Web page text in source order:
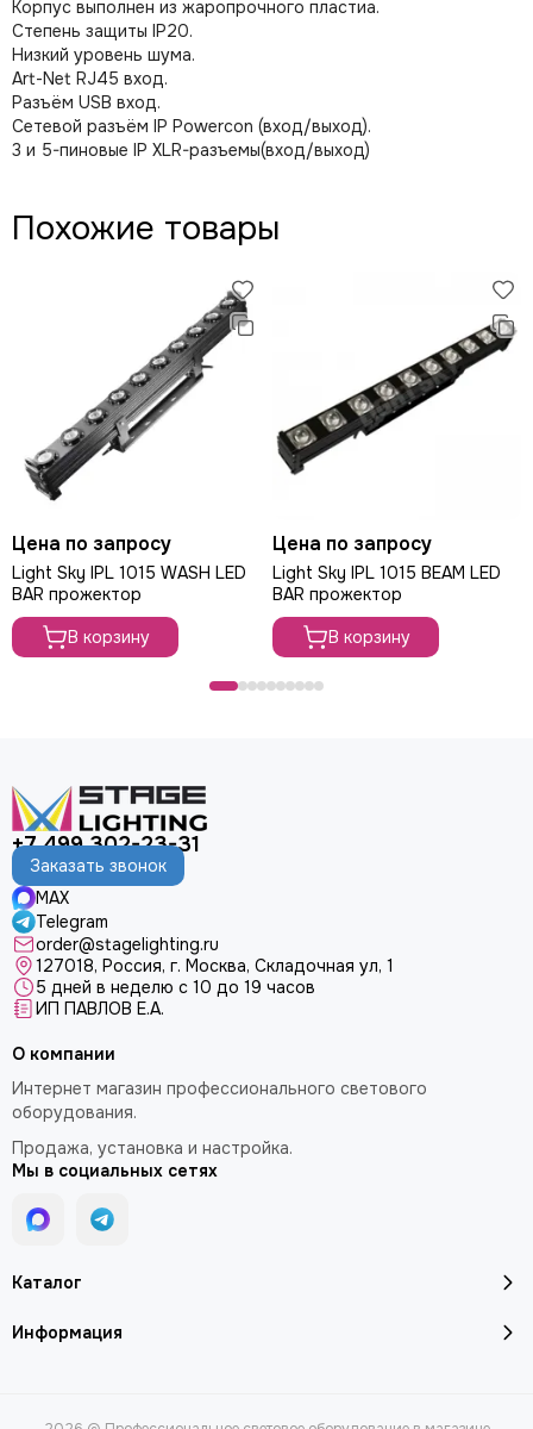
Корпус выполнен из жаропрочного пластиа.
Степень защиты IP20.
Низкий уровень шума.
Art-Net RJ45 вход.
Разъём USB вход.
Сетевой разъём IP Powercon (вход/выход).
3 и 5-пиновые IP XLR-разъемы(вход/выход)
Похожие товары
Цена по запросу
Light Sky IPL 1015 WASH LED
BAR прожектор
В корзину
Цена по запросу
Light Sky IPL 1015 BEAM LED
BAR прожектор
В корзину
+7 499 302-23-31
Заказать звонок
MAX
Telegram
order@stagelighting.ru
127018, Россия, г. Москва, Складочная ул, 1
5 дней в неделю с 10 до 19 часов
ИП ПАВЛОВ Е.А.
Каталог
Информация
О компании
Интернет магазин профессионального светового
оборудования.
Продажа, установка и настройка.
Мы в социальных сетях